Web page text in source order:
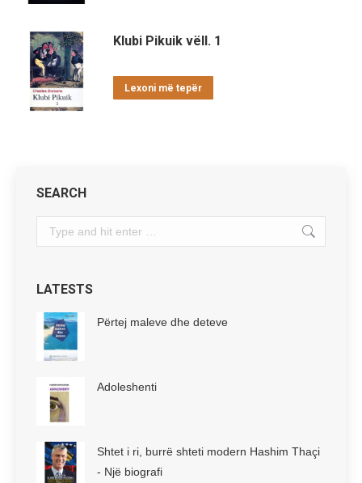
Klubi Pikuik vëll. 1
Lexoni më tepër
SEARCH
Search:
LATESTS
Përtej maleve dhe deteve
Adoleshenti
Shtet i ri, burrë shteti modern Hashim Thaçi
- Një biografi